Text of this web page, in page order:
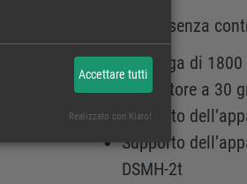
1200 kg, senza
Prolunga di
Adattatore a 30
Supporto
Supporto
DSMH-2t
Accettare tutti
Realizzato con Klaro!